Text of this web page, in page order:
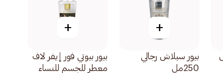
+
بيور سبلاش رجالي
250مل
+
بيور بيوتي فور إيفر لاف
معطر للجسم للنساء